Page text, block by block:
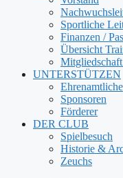
Sportliche
Finanzen /
Übersicht
UNTERSTÜTZEN
Ehrenamtliche
Sponsoren
Förderer
DER CLUB
Spielbesuch
Historie &
Zeuchs